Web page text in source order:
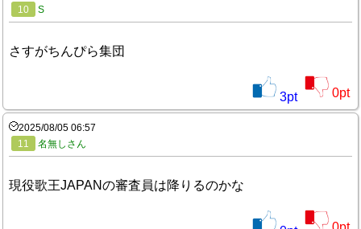
10
S
さすがちんぴら集団
3pt 0pt
2025/08/05 06:57
11
名無しさん
現役歌王JAPANの審査員は降りるのかな